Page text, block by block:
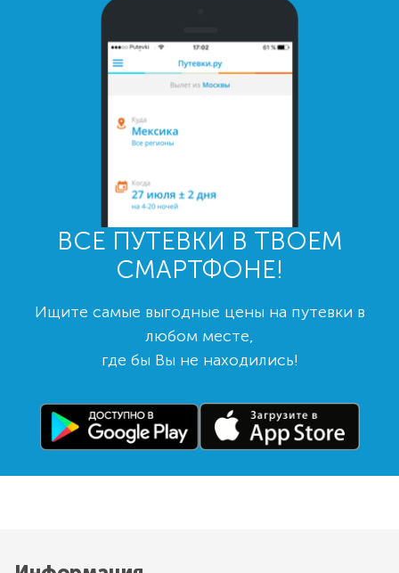
ВСЕ ПУТЕВКИ В ТВОЕМ
СМАРТФОНЕ!
Ищите самые выгодные цены на путевки в
любом месте,
где бы Вы не находились!